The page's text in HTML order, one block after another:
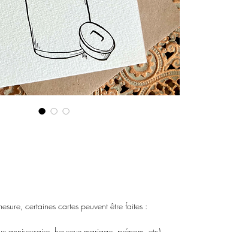
certaines cartes peuvent être faites :